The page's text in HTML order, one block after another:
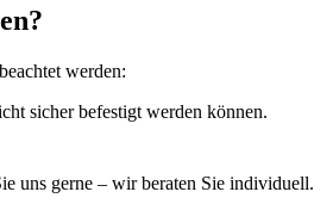
werden:
sicher befestigt werden können.
uns gerne – wir beraten Sie individuell.